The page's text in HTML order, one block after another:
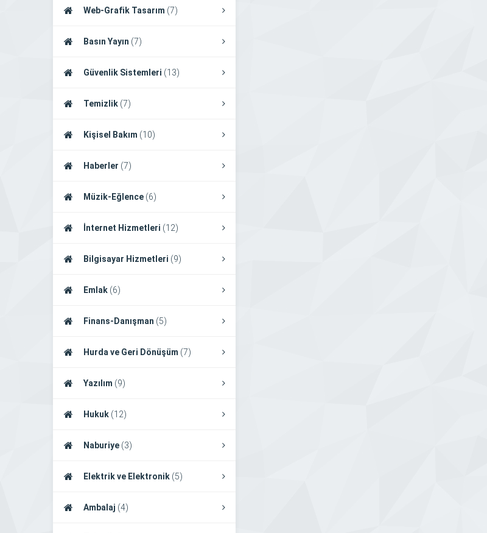
Web-Grafik Tasarım (7)
Basın Yayın (7)
Güvenlik Sistemleri (13)
Temizlik (7)
Kişisel Bakım (10)
Haberler (7)
Müzik-Eğlence (6)
İnternet Hizmetleri (12)
Bilgisayar Hizmetleri (9)
Emlak (6)
Finans-Danışman (5)
Hurda ve Geri Dönüşüm (7)
Yazılım (9)
Hukuk (12)
Naburiye (3)
Elektrik ve Elektronik (5)
Ambalaj (4)